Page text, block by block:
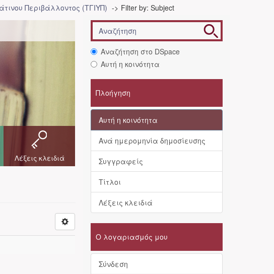
Περιβάλλοντος (ΤΓΙΥΠ) Filter by: Subject
Λέξεις κλειδιά
Αναζήτηση στο DSpace
Αυτή η κοινότητα
Πλοήγηση
Αυτή η κοινότητα
Ανά ημερομηνία δημοσίευσης
Συγγραφείς
Τίτλοι
Λέξεις κλειδιά
Ο λογαριασμός μου
Σύνδεση